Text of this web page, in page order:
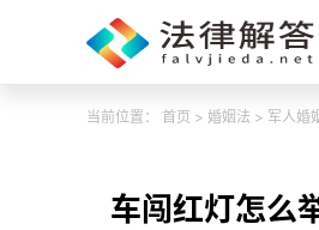
当前位置： 首页 > 婚姻法 > 军人婚
车闯红灯怎么